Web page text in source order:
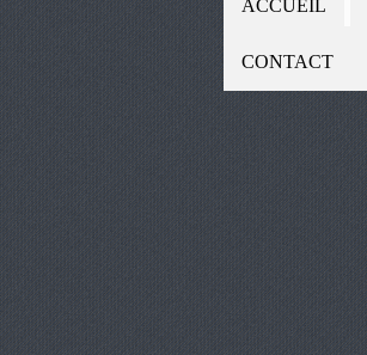
ACCUEIL
CONTACT